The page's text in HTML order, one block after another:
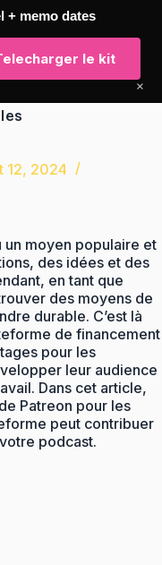
12, 2024
un moyen populaire et
des idées et des
en tant que
des moyens de
durable. C’est là
de financement
pour les
leur audience
Dans cet article,
Patreon pour les
peut contribuer
podcast.
+ memo dates
le kit
×